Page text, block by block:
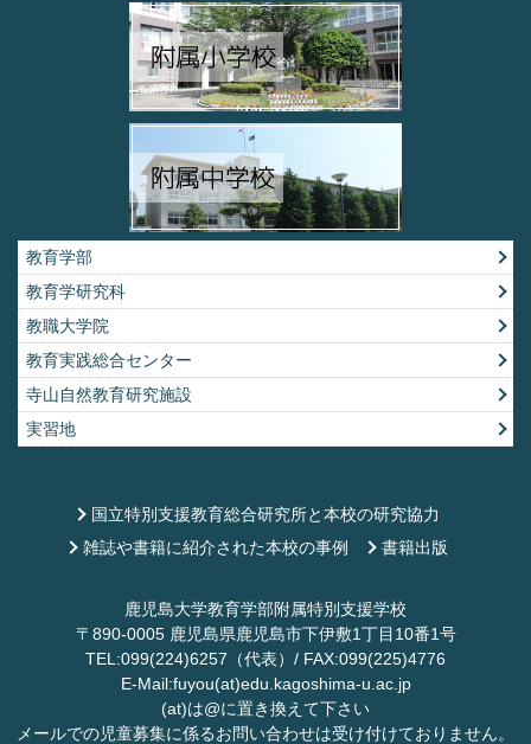
教育学部
教育学研究科
教職大学院
教育実践総合センター
寺山自然教育研究施設
実習地
国立特別支援教育総合研究所と本校の研究協力
雑誌や書籍に紹介された本校の事例
書籍出版
鹿児島大学教育学部附属特別支援学校
〒890-0005 鹿児島県鹿児島市下伊敷1丁目10番1号
TEL:099(224)6257（代表）/ FAX:099(225)4776
E-Mail:fuyou(at)edu.kagoshima-u.ac.jp
(at)は@に置き換えて下さい
メールでの児童募集に係るお問い合わせは受け付けておりません。